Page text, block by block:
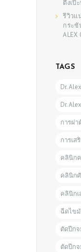
ตึงเป๊
รีวิวแ
กระชั
ALEX
TAGS
Dr.
Dr.
การผ่า
การเส
คลินิก
คลินิก
คลินิก
ฉีดไข
ตัดปีก
ตัดปีก